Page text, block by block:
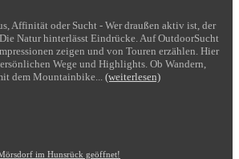
Affinität oder Sucht - Wer draußen aktiv ist, der
Natur hinterlässt Eindrücke. Auf OutdoorSucht
zeigen und von Touren erzählen. Hier
Wege und Highlights. Ob Wandern,
dem Mountainbike... (weiterlesen)
im Hunsrück geöffnet!